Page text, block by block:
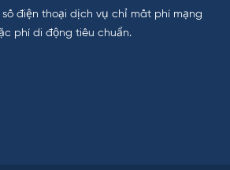
điện thoại dịch vụ chỉ mất phí mạng
phí di động tiêu chuẩn.